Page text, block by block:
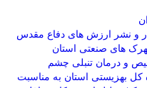
و نشر ارزش های دفاع مقدس
های صنعتی استان
کل بهزیستی استان به مناسبت